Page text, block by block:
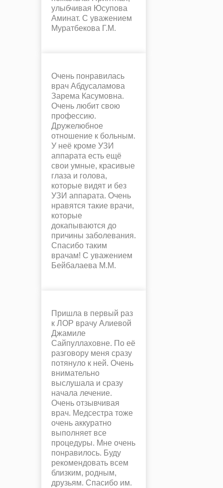
улыбчивая Юсупова
Аминат. С уважением
Муратбекова Г.М.
Очень понравилась
врач Абдусаламова
Зарема Касумовна.
Очень любит свою
профессию.
Дружелюбное
отношение к больным.
У неё кроме УЗИ
аппарата есть ещё
свои умные, красивые
глаза и голова,
которые видят и без
УЗИ аппарата. Очень
нравятся такие врачи,
которые
докапываются до
причины заболевания.
Спасибо таким
врачам! С уважением
Бейбалаева М.М.
Пришла в первый раз
к ЛОР врачу Алиевой
Джамиле
Сайпуллаховне. По её
разговору меня сразу
потянуло к ней. Очень
внимательно
выслушала и сразу
начала лечение.
Очень отзывчивая
врач. Медсестра тоже
очень аккуратно
выполняет все
процедуры. Мне очень
понравилось. Буду
рекомендовать всем
близким, родным,
друзьям. Спасибо им.